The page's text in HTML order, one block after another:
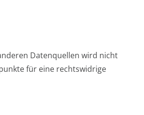
Datenquellen wird nicht
für eine rechtswidrige